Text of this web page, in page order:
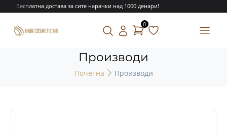
Бесплатна достава за сите нарачки над 1000 денари!
0
Производи
Почетна Производи